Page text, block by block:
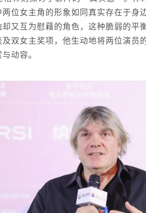
位女主角的形象如同真实存在于
又互为慰藉的角色，这种脆弱的
及双女主奖项，他生动地将两位演
动容。